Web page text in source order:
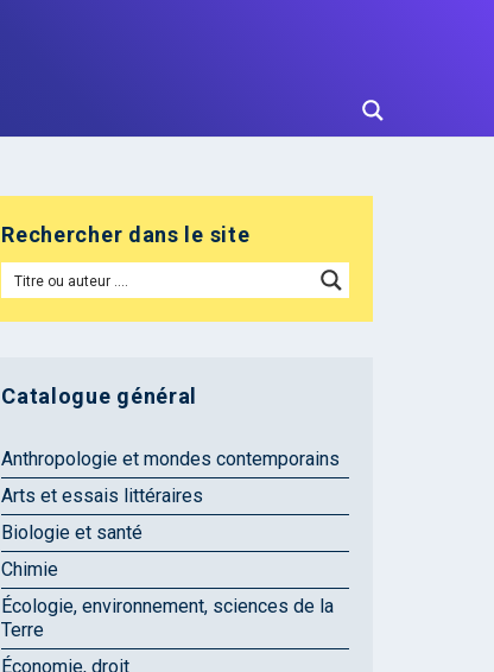
Rechercher dans le site
Catalogue général
Anthropologie et mondes contemporains
Arts et essais littéraires
Biologie et santé
Chimie
Écologie, environnement, sciences de la
Terre
Économie, droit